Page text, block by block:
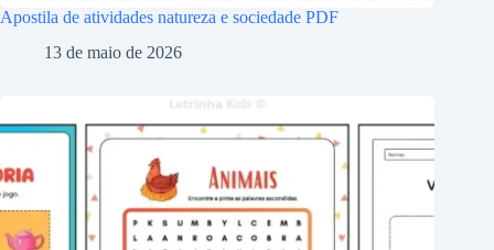
Apostila de atividades natureza e sociedade PDF
13 de maio de 2026